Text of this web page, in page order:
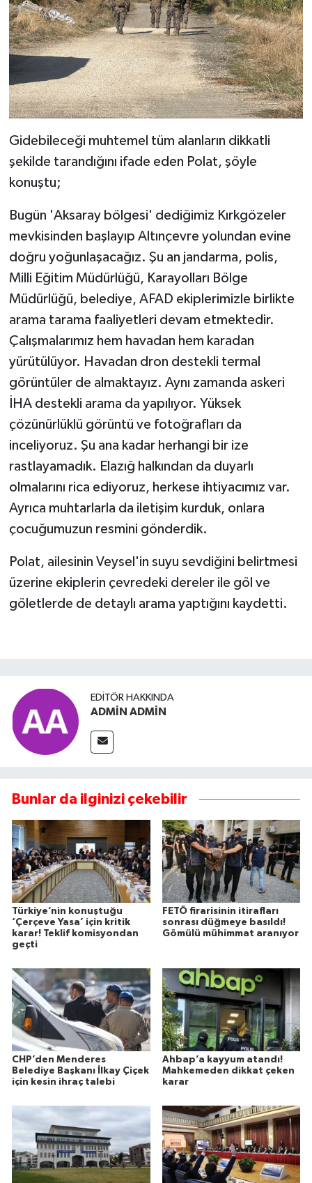
Gidebileceği muhtemel tüm alanların dikkatli
şekilde tarandığını ifade eden Polat, şöyle
konuştu;
Bugün 'Aksaray bölgesi' dediğimiz Kırkgözeler
mevkisinden başlayıp Altınçevre yolundan evine
doğru yoğunlaşacağız. Şu an jandarma, polis,
Milli Eğitim Müdürlüğü, Karayolları Bölge
Müdürlüğü, belediye, AFAD ekiplerimizle birlikte
arama tarama faaliyetleri devam etmektedir.
Çalışmalarımız hem havadan hem karadan
yürütülüyor. Havadan dron destekli termal
görüntüler de almaktayız. Aynı zamanda askeri
İHA destekli arama da yapılıyor. Yüksek
çözünürlüklü görüntü ve fotoğrafları da
inceliyoruz. Şu ana kadar herhangi bir ize
rastlayamadık. Elazığ halkından da duyarlı
olmalarını rica ediyoruz, herkese ihtiyacımız var.
Ayrıca muhtarlarla da iletişim kurduk, onlara
çocuğumuzun resmini gönderdik.
Polat, ailesinin Veysel'in suyu sevdiğini belirtmesi
üzerine ekiplerin çevredeki dereler ile göl ve
göletlerde de detaylı arama yaptığını kaydetti.
EDITÖR HAKKINDA
ADMİN ADMİN
Bunlar da ilginizi çekebilir
Türkiye’nin konuştuğu
‘Çerçeve Yasa’ için kritik
karar! Teklif komisyondan
geçti
FETÖ firarisinin itirafları
sonrası düğmeye basıldı!
Gömülü mühimmat aranıyor
CHP’den Menderes
Belediye Başkanı İlkay Çiçek
için kesin ihraç talebi
Ahbap’a kayyum atandı!
Mahkemeden dikkat çeken
karar